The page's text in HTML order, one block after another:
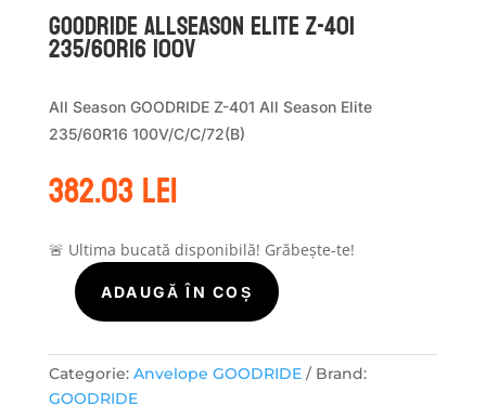
GOODRIDE ALLSEASON ELITE Z-401
235/60R16 100V
All Season GOODRIDE Z-401 All Season Elite
235/60R16 100V/C/C/72(B)
382.03lei
🚨 Ultima bucată disponibilă! Grăbește-te!
Cantitate
GOODRIDE
ALLSEASON
ELITE
Z-
ADAUGĂ ÎN COȘ
Categorie: Anvelope GOODRIDE
Brand:
GOODRIDE